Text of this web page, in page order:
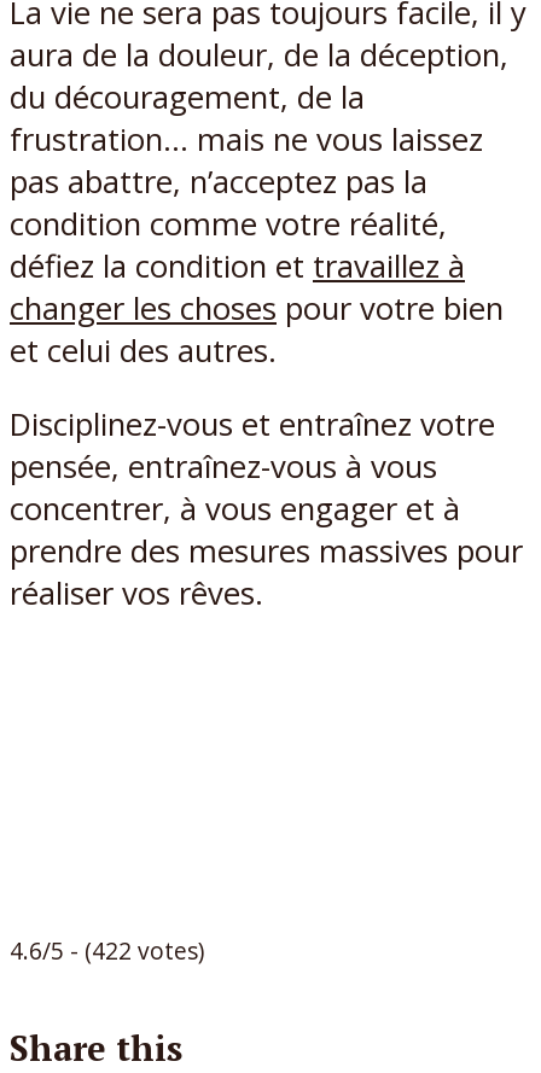
La vie ne sera pas toujours facile, il y
aura de la douleur, de la déception,
du découragement, de la
frustration… mais ne vous laissez
pas abattre, n’acceptez pas la
condition comme votre réalité,
défiez la condition et travaillez à
changer les choses pour votre bien
et celui des autres.
Disciplinez-vous et entraînez votre
pensée, entraînez-vous à vous
concentrer, à vous engager et à
prendre des mesures massives pour
réaliser vos rêves.
4.6/5 - (422 votes)
Share this